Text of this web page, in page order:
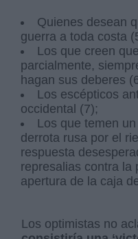
Quienes desean
guerra a toda costa
Los que creen
parcialmente,
hagan sus deberes
Los escépticos
occidental (7);
Los que temen
derrota rusa por el
respuesta
represalias contra la
apertura de la caja
Los optimistas no